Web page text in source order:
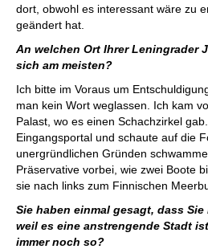
dort, obwohl es interessant wäre zu
geändert hat.
An welchen Ort Ihrer Leningrader
sich am meisten?
Ich bitte im Voraus um
man kein Wort weglassen. Ich kam
Palast, wo es einen Schachzirkel
Eingangsportal und schaute auf die
unergründlichen Gründen
Präservative vorbei, wie zwei Boote
sie nach links zum Finnischen
Sie haben einmal gesagt, dass
weil es eine anstrengende Stadt
immer noch so?